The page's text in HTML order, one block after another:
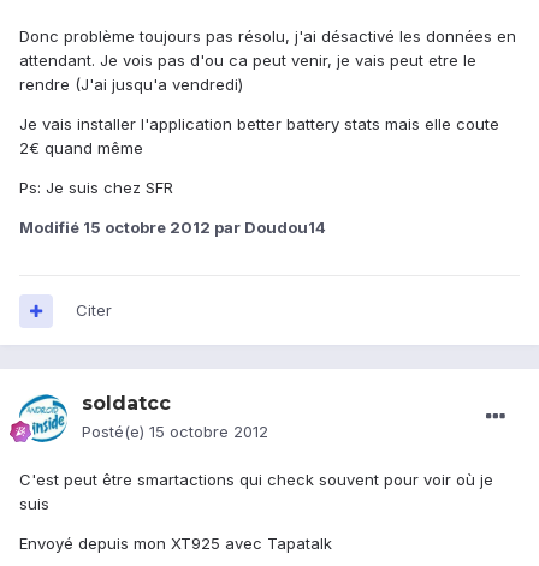
Donc problème toujours pas résolu, j'ai désactivé les données en
attendant. Je vois pas d'ou ca peut venir, je vais peut etre le
rendre (J'ai jusqu'a vendredi)
Je vais installer l'application better battery stats mais elle coute
2€ quand même
Ps: Je suis chez SFR
Modifié 15 octobre 2012 par Doudou14
Citer
soldatcc
Posté(e) 15 octobre 2012
C'est peut être smartactions qui check souvent pour voir où je
suis
Envoyé depuis mon XT925 avec Tapatalk